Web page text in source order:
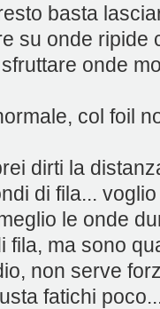
basta
su onde ripide
onde
col foil
dirti la
di fila...
le onde
fila, ma sono
non serve
fatichi